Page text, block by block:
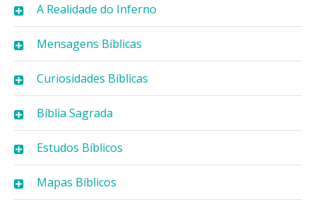
A Realidade do Inferno
Mensagens Bíblicas
Curiosidades Bíblicas
Bíblia Sagrada
Estudos Bíblicos
Mapas Bíblicos